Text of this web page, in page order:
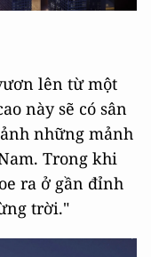
lên từ một
này sẽ có sân
những mảnh
Trong khi
ra ở gần đỉnh
trời."